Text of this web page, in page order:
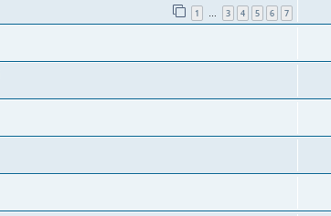
1 … 3 4 5 6 7